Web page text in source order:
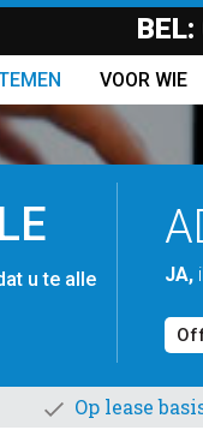
BEL:
VOOR WIE
u te alle
JA,
Op lease